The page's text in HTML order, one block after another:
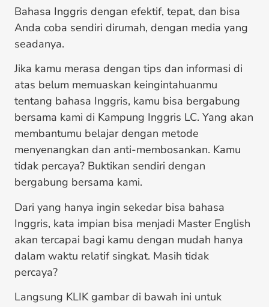
Bahasa Inggris dengan efektif, tepat, dan bisa
Anda coba sendiri dirumah, dengan media yang
seadanya.
Jika kamu merasa dengan tips dan informasi di
atas belum memuaskan keingintahuanmu
tentang bahasa Inggris, kamu bisa bergabung
bersama kami di Kampung Inggris LC. Yang akan
membantumu belajar dengan metode
menyenangkan dan anti-membosankan. Kamu
tidak percaya? Buktikan sendiri dengan
bergabung bersama kami.
Dari yang hanya ingin sekedar bisa bahasa
Inggris, kata impian bisa menjadi Master English
akan tercapai bagi kamu dengan mudah hanya
dalam waktu relatif singkat. Masih tidak
percaya?
Langsung KLIK gambar di bawah ini untuk